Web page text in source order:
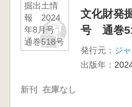
掘出土情
報 2024
年8月号
通巻518号
文化財発
号 通巻
発行元： ジ
出版年：
新刊 在庫なし